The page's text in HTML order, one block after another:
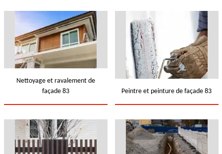
Nettoyage et ravalement de
façade 83
Peintre et peinture de façade 83